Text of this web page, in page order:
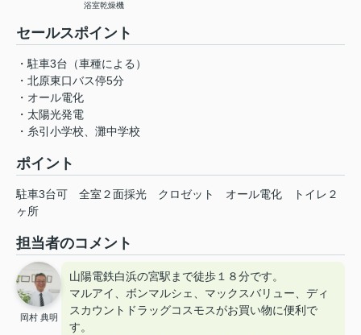
浴室乾燥機
セールスポイント
・駐車3台（車種による）
・北原東口バス停5分
・オール電化
・太陽光発電
・糸引小学校、灘中学校
ポイント
駐車3台可 全室２面採光 クロゼット オール電化
トイレ２
ヶ所
担当者のコメント
岡村 典明
山陽電鉄白浜の宮駅まで徒歩１８分です。
マルアイ、ボンマルシェ、マックスバリュー、ディ
スカウントドラッグコスモスがお買い物に便利で
す。